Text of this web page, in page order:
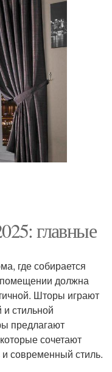
главные
где собирается
помещении должна
Шторы играют
стильной
предлагают
сочетают
и современный стиль.